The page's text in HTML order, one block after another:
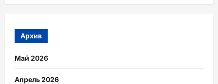
Архив
Май 2026
Апрель 2026